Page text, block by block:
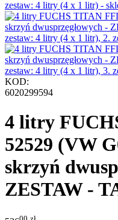
KOD:
6020299594
4 litry
52529 (VW
skrzyń
ZESTAW -